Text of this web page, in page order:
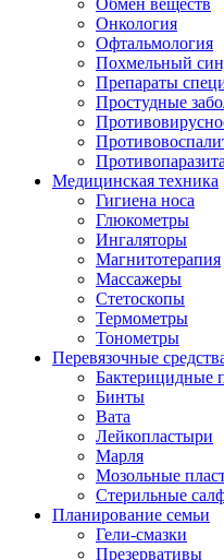
Обмен веществ
Онкология
Офтальмология
Похмельный
Препараты
Простудные
Медицинская техника
Гигиена носа
Глюкометры
Ингаляторы
Магнитотерапия
Массажеры
Стетоскопы
Термометры
Тонометры
Перевязочные
Бактерицидные
Бинты
Вата
Лейкопластыри
Марля
Мозольные
Стерильные
Планирование семьи
Гели-смазки
Презервативы